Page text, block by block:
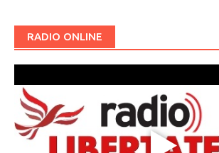
RADIO ONLINE